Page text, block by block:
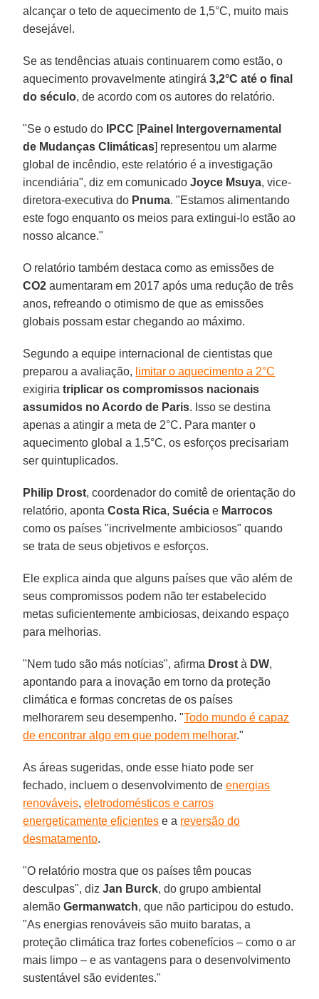
alcançar o teto de aquecimento de 1,5°C, muito mais
desejável.
Se as tendências atuais continuarem como estão, o
aquecimento provavelmente atingirá3,2°C até o final
do século, de acordo com os autores do relatório.
"Se o estudo do IPCC [Painel Intergovernamental
de Mudanças Climáticas] representou um alarme
global de incêndio, este relatório é a investigação
incendiária", diz em comunicadoJoyce Msuya, vice-
diretora-executiva do Pnuma. "Estamos alimentando
este fogo enquanto os meios para extingui-lo estão ao
nosso alcance."
O relatório também destaca como as emissões de
CO2 aumentaram em 2017 após uma redução de três
anos, refreando o otimismo de que as emissões
globais possam estar chegando ao máximo.
Segundo a equipe internacional de cientistas que
preparou a avaliação, limitar o aquecimento a 2°C
exigiria triplicar os compromissos nacionais
assumidos no Acordo de Paris. Isso se destina
apenas a atingir a meta de 2°C. Para manter o
aquecimento global a 1,5°C, os esforços precisariam
ser quintuplicados.
Philip Drost, coordenador do comitê de orientação do
relatório, apontaCosta Rica, Suécia e Marrocos
como os países "incrivelmente ambiciosos" quando
se trata de seus objetivos e esforços.
Ele explica ainda que alguns países que vão além de
seus compromissos podem não ter estabelecido
metas suficientemente ambiciosas, deixando espaço
para melhorias.
"Nem tudo são más notícias", afirma Drost à DW,
apontando para a inovação em torno da proteção
climática e formas concretas de os países
melhorarem seu desempenho. "Todo mundo é capaz
de encontrar algo em que podem melhorar."
As áreas sugeridas, onde esse hiato pode ser
fechado, incluem o desenvolvimento deenergias
renováveis,eletrodomésticos e carros
energeticamente eficientes e a reversão do
desmatamento.
"O relatório mostra que os países têm poucas
desculpas", dizJan Burck, do grupo ambiental
alemãoGermanwatch, que não participou do estudo.
"As energias renováveis são muito baratas, a
proteção climática traz fortes cobenefícios – como o ar
mais limpo – e as vantagens para o desenvolvimento
sustentável são evidentes."